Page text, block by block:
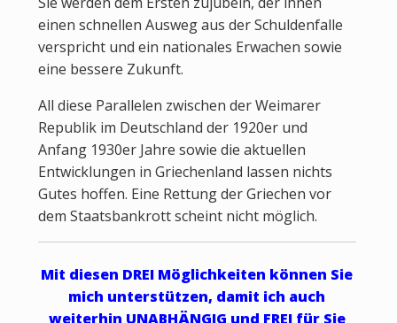
einen schnellen Ausweg aus der Schuldenfalle
verspricht und ein nationales Erwachen sowie
eine bessere Zukunft.
All diese Parallelen zwischen der Weimarer
Republik im Deutschland der 1920er und
Anfang 1930er Jahre sowie die aktuellen
Entwicklungen in Griechenland lassen nichts
Gutes hoffen. Eine Rettung der Griechen vor
dem Staatsbankrott scheint nicht möglich.
Mit diesen DREI Möglichkeiten können Sie
mich unterstützen, damit ich auch
weiterhin UNABHÄNGIG und FREI für Sie